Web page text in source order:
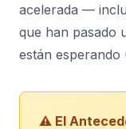
acelerada —
que han pasado
están esperando
⚠️ El